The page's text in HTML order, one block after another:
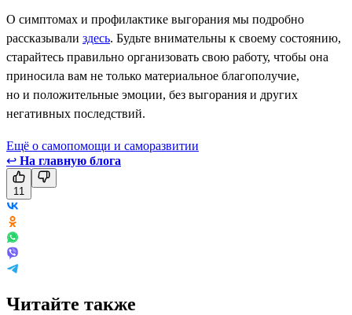
О симптомах и профилактике выгорания мы подробно
рассказывали здесь. Будьте внимательны к своему состоянию,
старайтесь правильно организовать свою работу, чтобы она
приносила вам не только материальное благополучие,
но и положительные эмоции, без выгорания и других
негативных последствий.
Ещё о самопомощи и саморазвитии
↩ На главную блога
11
Читайте также